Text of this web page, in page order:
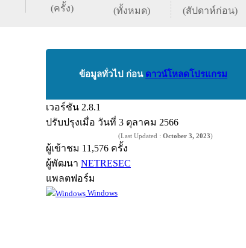
(ครั้ง) (ทั้งหมด) (สัปดาห์ก่อน)
ข้อมูลทั่วไป ก่อน ดาวน์โหลดโปรแกรม
เวอร์ชัน 2.8.1
ปรับปรุงเมื่อ วันที่ 3 ตุลาคม 2566
(Last Updated : October 3, 2023)
ผู้เข้าชม 11,576 ครั้ง
ผู้พัฒนา NETRESEC
แพลตฟอร์ม
Windows